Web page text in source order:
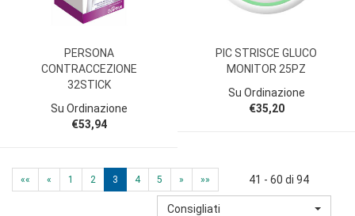
PERSONA
CONTRACCEZIONE
32STICK
Su Ordinazione
€53,94
PIC STRISCE GLUCO
MONITOR 25PZ
Su Ordinazione
€35,20
«« « 1 2 3 4 5 » »» 41 - 60 di 94
Consigliati